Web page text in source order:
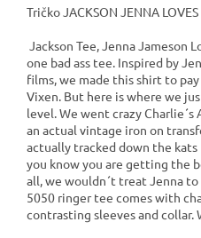
Tričko JACKSON JENNA LOVES
Jackson Tee, Jenna Jameson
one bad ass tee. Inspired by
films, we made this shirt to
Vixen. But here is where we
level. We went crazy Charlie´s
an actual vintage iron on
actually tracked down the
you know you are getting the
all, we wouldn´t treat Jenna
5050 ringer tee comes with
contrasting sleeves and collar.